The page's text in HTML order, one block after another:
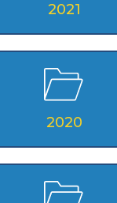
2021
2020